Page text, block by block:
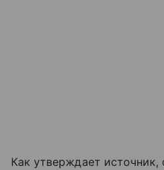
Как утверждает источник,